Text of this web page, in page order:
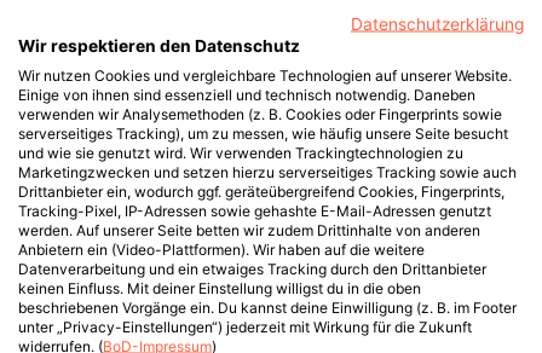
Datenschutzerklärung
Wir respektieren den Datenschutz
Wir nutzen Cookies und vergleichbare Technologien auf unserer Website.
Einige von ihnen sind essenziell und technisch notwendig. Daneben
verwenden wir Analysemethoden (z. B. Cookies oder Fingerprints sowie
serverseitiges Tracking), um zu messen, wie häufig unsere Seite besucht
und wie sie genutzt wird. Wir verwenden Trackingtechnologien zu
Marketingzwecken und setzen hierzu serverseitiges Tracking sowie auch
Drittanbieter ein, wodurch ggf. geräteübergreifend Cookies, Fingerprints,
Tracking-Pixel, IP-Adressen sowie gehashte E-Mail-Adressen genutzt
werden. Auf unserer Seite betten wir zudem Drittinhalte von anderen
Anbietern ein (Video-Plattformen). Wir haben auf die weitere
Datenverarbeitung und ein etwaiges Tracking durch den Drittanbieter
keinen Einfluss. Mit deiner Einstellung willigst du in die oben
beschriebenen Vorgänge ein. Du kannst deine Einwilligung (z. B. im Footer
unter „Privacy-Einstellungen“) jederzeit mit Wirkung für die Zukunft
widerrufen. (BoD-Impressum)